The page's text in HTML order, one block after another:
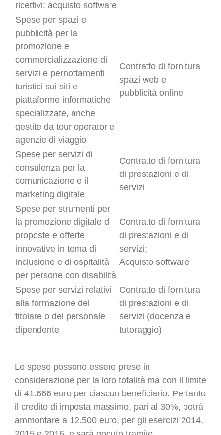
ricettivi: acquisto software
Spese per spazi e
pubblicità per la
promozione e
commercializzazione di
servizi e pernottamenti
turistici sui siti e
piattaforme informatiche
specializzate, anche
gestite da tour operator e
agenzie di viaggio
Contratto di fornitura
spazi web e
pubblicità online
Spese per servizi di
consulenza per la
comunicazione e il
marketing digitale
Contratto di fornitura
di prestazioni e di
servizi
Spese per strumenti per
la promozione digitale di
proposte e offerte
innovative in tema di
inclusione e di ospitalità
per persone con disabilità
Contratto di fornitura
di prestazioni e di
servizi;
Acquisto software
Spese per servizi relativi
alla formazione del
titolare o del personale
dipendente
Contratto di fornitura
di prestazioni e di
servizi (docenza e
tutoraggio)
Le spese possono essere prese in
considerazione per la loro totalità ma con il limite
di 41.666 euro per ciascun beneficiario. Pertanto
il credito di imposta massimo, pari al 30%, potrà
ammontare a 12.500 euro, per gli esercizi 2014,